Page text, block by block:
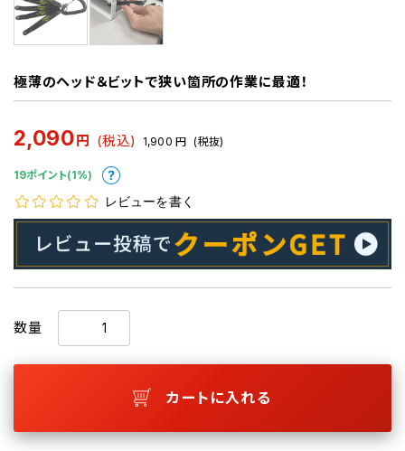
極薄のヘッド＆ビットで狭い箇所の作業に最適！
2,090 円 (税込) 1,900 円 (税抜)
19ポイント(1%)
レビューを書く
数量
カートに入れる